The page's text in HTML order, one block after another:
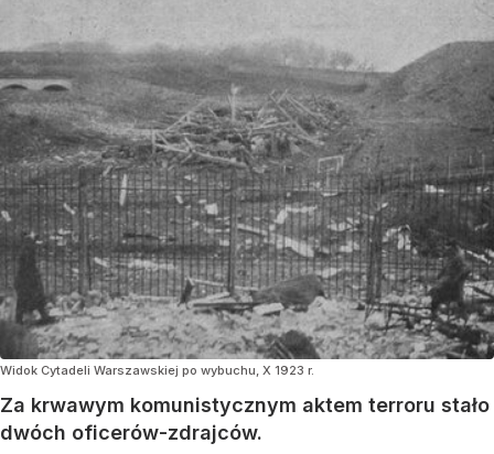
Widok Cytadeli Warszawskiej po wybuchu, X 1923 r.
Za krwawym komunistycznym aktem terroru stało
dwóch oficerów-zdrajców.